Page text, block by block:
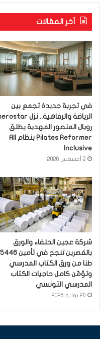
آخر المقالات
في تجربة جديدة تجمع بين
رويال المنصور المهدية يطلق
Pilates Reformer بنظام All
Inclusive
2 أغسطس 2026
شركة عجين الحلفاء والورق
بالقصرين تنجح في تأمين 5446
طنا من ورق الكتاب المدرسي
وتؤمّن كامل حاجيات الكتاب
المدرسي التونسي
28 يوليو 2026